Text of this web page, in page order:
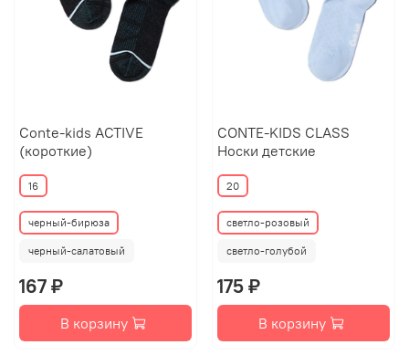
Conte-kids ACTIVE
(короткие)
16
черный-бирюза
черный-салатовый
167 ₽
В корзину
CONTE-KIDS CLASS
Носки детские
20
светло-розовый
светло-голубой
175 ₽
В корзину